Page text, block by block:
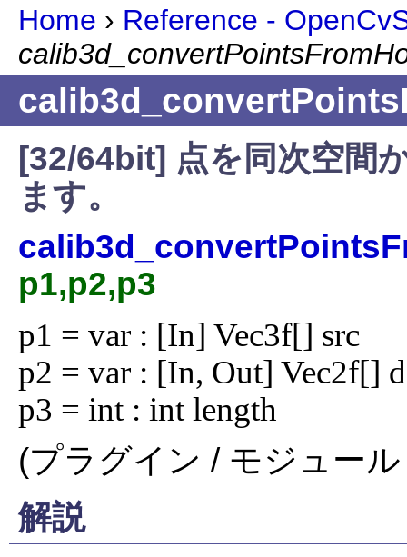
Home › Reference -
[32/64bit] 点を同次空間
ます。
p1,p2,p3
p1 = var : [In] Vec3f[] src
p2 = var : [In, Out] Vec2f[]
p3 = int : int length
(プラグイン / モジュー
解説